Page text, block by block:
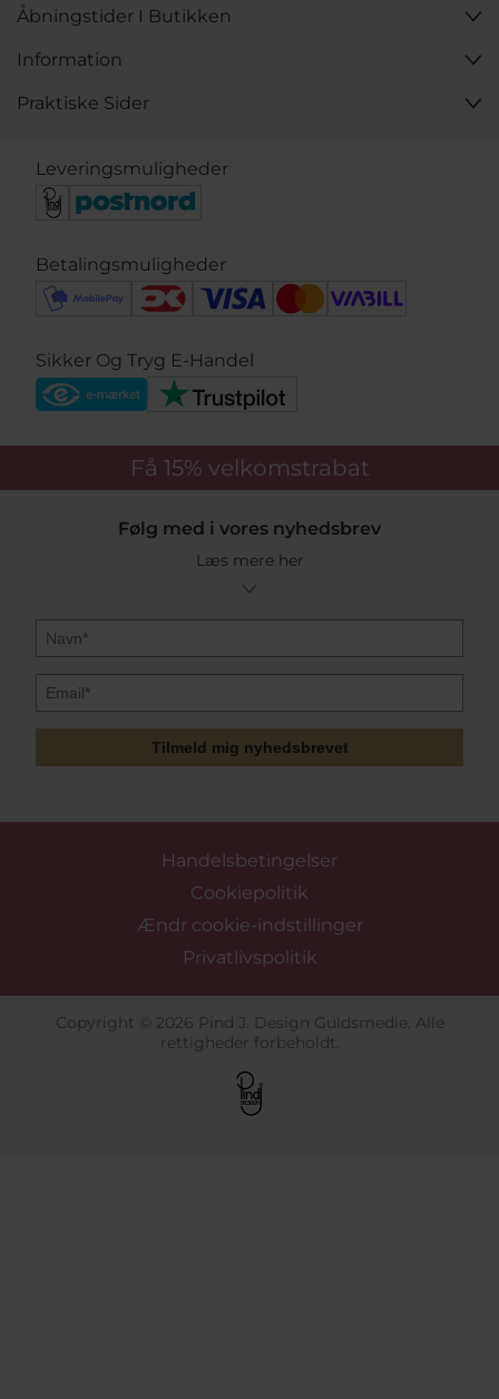
Åbningstider I Butikken
Information
Praktiske Sider
Leveringsmuligheder
Betalingsmuligheder
Sikker Og Tryg E-Handel
Få 15% velkomstrabat
Følg med i vores nyhedsbrev
Læs mere her
Tilmeld mig nyhedsbrevet
Handelsbetingelser
Cookiepolitik
Ændr cookie-indstillinger
Privatlivspolitik
Copyright © 2026 Pind J. Design Guldsmedie. Alle
rettigheder forbeholdt.